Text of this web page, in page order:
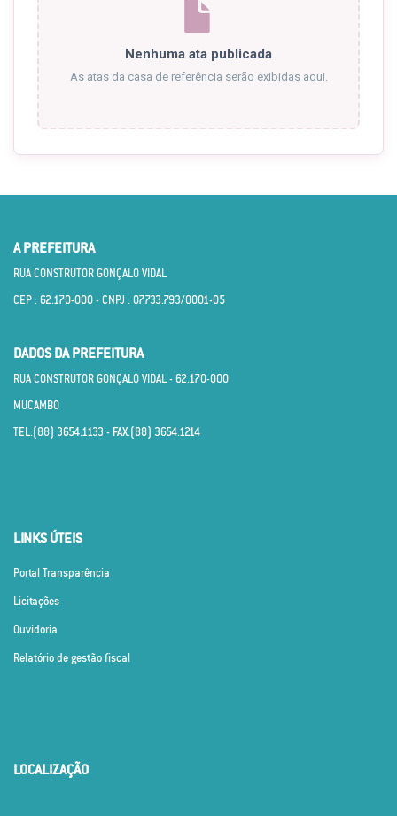
Nenhuma ata publicada
As atas da casa de referência serão exibidas aqui.
A PREFEITURA
RUA CONSTRUTOR GONÇALO VIDAL
CEP : 62.170­-000 - CNPJ : 07.733.793/0001­-05
DADOS DA PREFEITURA
RUA CONSTRUTOR GONÇALO VIDAL - 62.170­-000
MUCAMBO
TEL:(88) 3654.1133 - FAX:(88) 3654.1214
LINKS ÚTEIS
Portal Transparência
Licitações
Ouvidoria
Relatório de gestão fiscal
LOCALIZAÇÃO